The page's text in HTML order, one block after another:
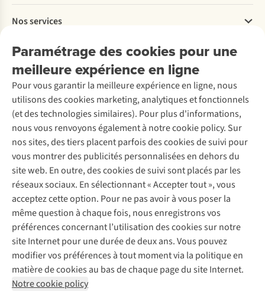
Paramétrage des cookies pour une
meilleure expérience en ligne
Pour vous garantir la meilleure expérience en ligne, nous
utilisons des cookies marketing, analytiques et fonctionnels
(et des technologies similaires). Pour plus d'informations,
nous vous renvoyons également à notre cookie policy. Sur
nos sites, des tiers placent parfois des cookies de suivi pour
vous montrer des publicités personnalisées en dehors du
site web. En outre, des cookies de suivi sont placés par les
réseaux sociaux. En sélectionnant « Accepter tout », vous
acceptez cette option. Pour ne pas avoir à vous poser la
même question à chaque fois, nous enregistrons vos
préférences concernant l’utilisation des cookies sur notre
site Internet pour une durée de deux ans. Vous pouvez
modifier vos préférences à tout moment via la politique en
matière de cookies au bas de chaque page du site Internet.
Notre cookie policy
Payer
Livraison
Rétractation d'une commande
Entretien & réparations
Garantie
Contactez-nous
Explore More
À propos d’Ayacucho
Nos magasins
À propos d’A.S.Adventure
Déclaration d'accessibilité
Nos services
Location / Location sports d’hiver
Entretien de ski
Service de lavage
Entretien de chaussures
Réparation de chaussures
Réparation de vêtements
Retouches
Pour les entreprises
Découvrez
A.S.Magazine
Explore Camp
Gear Check
Expertise & conseils
Abonnez-vous à la newsletter
Suivez-nous
Mentions légales
Politique de confidentialité
Conditions générales
Cookie Policy
AS Adventure Luxemburg SA,